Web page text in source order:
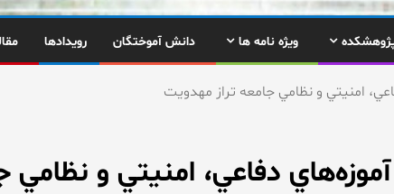
ویژه نامه ها دانش آموختگان رویدادها
امنيتي و نظامي جامعه تراز مهدويت
دفاعي، امنيتي و نظامي